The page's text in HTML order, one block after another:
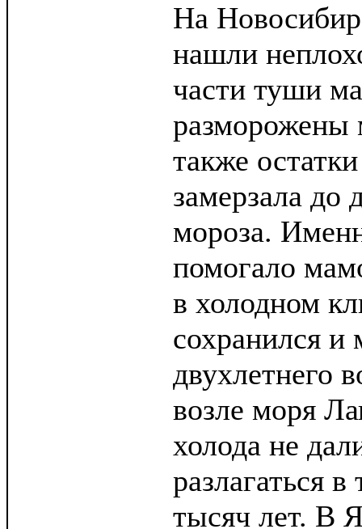
На
нашли
части туши
разморожены
также
замерзала до
мороза.
помогало
в холодном
сохранился и
двухлетнего
возле моря
холода не
разлагаться
тысяч лет. В